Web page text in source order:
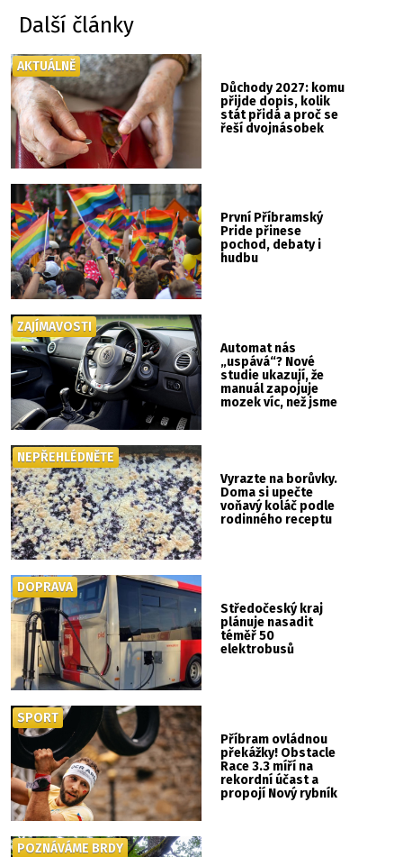
Další články
Důchody 2027: komu
přijde dopis, kolik
stát přidá a proč se
řeší dvojnásobek
AKTUÁLNĚ
První Příbramský
Pride přinese
pochod, debaty i
hudbu
Automat nás
„uspává“? Nové
studie ukazují, že
manuál zapojuje
mozek víc, než jsme
ZAJÍMAVOSTI
Vyrazte na borůvky.
Doma si upečte
voňavý koláč podle
rodinného receptu
NEPŘEHLÉDNĚTE
Středočeský kraj
plánuje nasadit
téměř 50
elektrobusů
DOPRAVA
Příbram ovládnou
překážky! Obstacle
Race 3.3 míří na
rekordní účast a
propojí Nový rybník
SPORT
POZNÁVÁME BRDY